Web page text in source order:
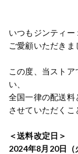
いつもジンティ
ご愛顧いただきま
この度、当スト
い、
全国一律の配送料
させていただくこ
＜送料改定日＞
2024年8月20日（